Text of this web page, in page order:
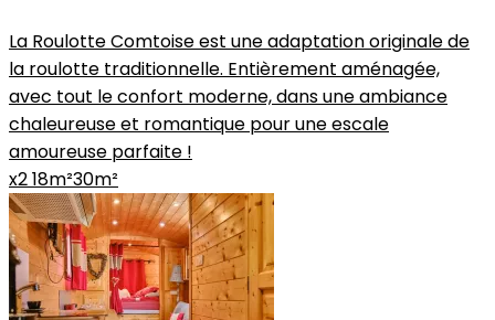
La Roulotte Comtoise est une adaptation originale de
la roulotte traditionnelle. Entièrement aménagée,
avec tout le confort moderne, dans une ambiance
chaleureuse et romantique pour une escale
amoureuse parfaite !
x218m²30m²